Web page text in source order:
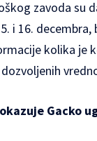
zavoda su
i 16.
kolika
Gacko